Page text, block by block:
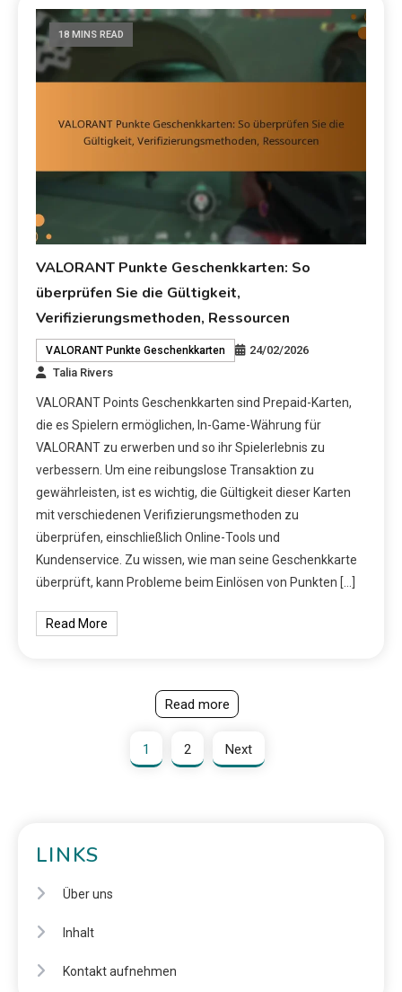
18 MINS READ
VALORANT Punkte Geschenkkarten: So
überprüfen Sie die Gültigkeit,
Verifizierungsmethoden, Ressourcen
VALORANT Punkte Geschenkkarten
24/02/2026
Talia Rivers
VALORANT Points Geschenkkarten sind Prepaid-Karten,
die es Spielern ermöglichen, In-Game-Währung für
VALORANT zu erwerben und so ihr Spielerlebnis zu
verbessern. Um eine reibungslose Transaktion zu
gewährleisten, ist es wichtig, die Gültigkeit dieser Karten
mit verschiedenen Verifizierungsmethoden zu
überprüfen, einschließlich Online-Tools und
Kundenservice. Zu wissen, wie man seine Geschenkkarte
überprüft, kann Probleme beim Einlösen von Punkten […]
Read More
Read more
1 2 Next
LINKS
Über uns
Inhalt
Kontakt aufnehmen